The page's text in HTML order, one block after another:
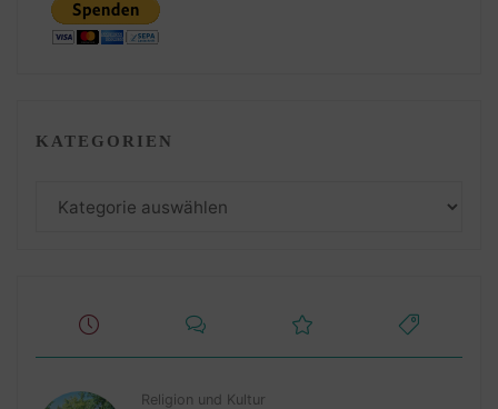
KATEGORIEN
Religion und Kultur